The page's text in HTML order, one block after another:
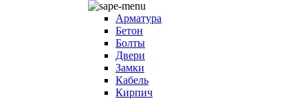
Арматура
Бетон
Болты
Двери
Замки
Кабель
Кирпич